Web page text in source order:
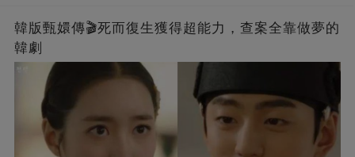
韓版甄嬛傳🎬死而復生獲得超能力，查案全靠做夢的
韓劇